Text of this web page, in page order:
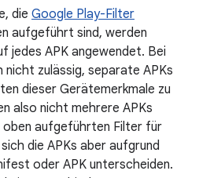
die Google Play-Filter
aufgeführt sind, werden
jedes APK angewendet. Bei
zulässig, separate APKs
dieser Gerätemerkmale zu
also nicht mehrere APKs
aufgeführten Filter für
die APKs aber aufgrund
oder APK unterscheiden.